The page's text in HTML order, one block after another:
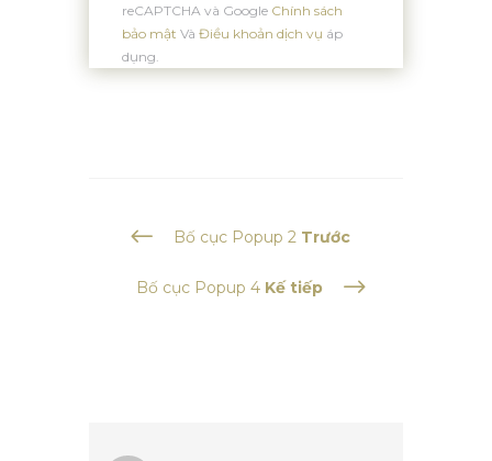
reCAPTCHA và Google Chính sách
bảo mật Và Điều khoản dịch vụ áp
dụng.
# Bố cục Popup 2 Trước
Bố cục Popup 4 Kế tiếp $